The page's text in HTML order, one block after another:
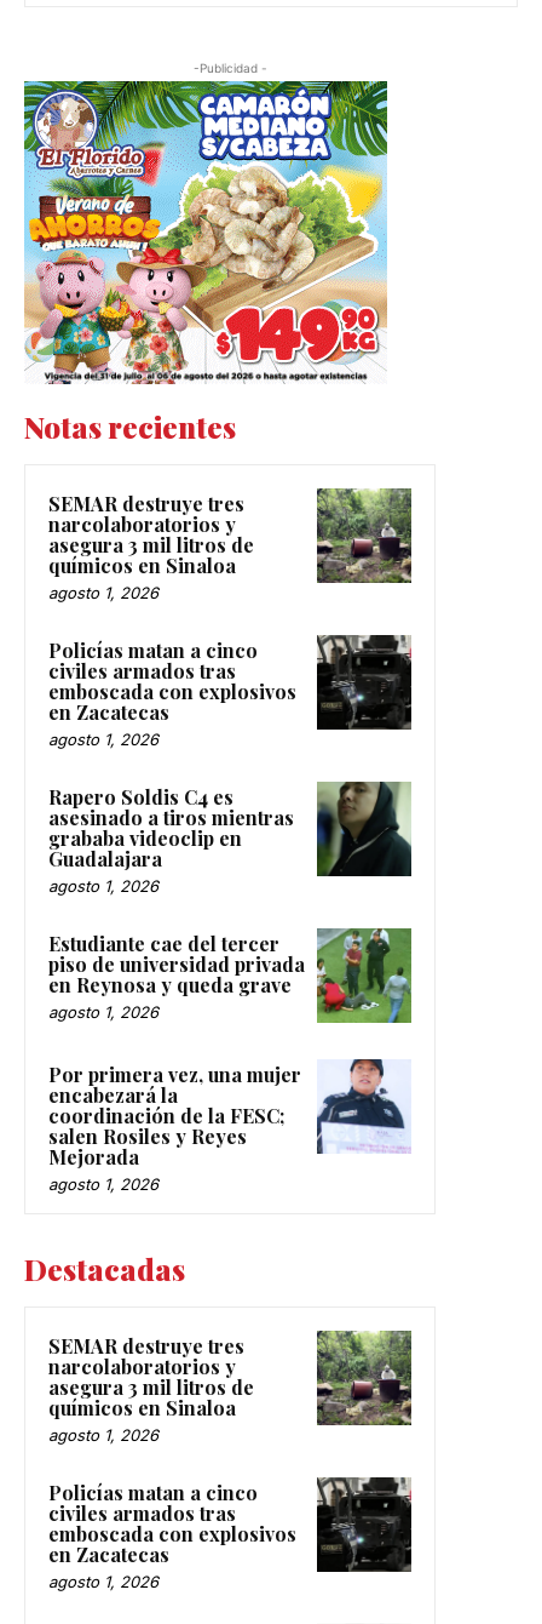
-Publicidad -
Notas recientes
SEMAR destruye tres
narcolaboratorios y
asegura 3 mil litros de
químicos en Sinaloa
agosto 1, 2026
Policías matan a cinco
civiles armados tras
emboscada con explosivos
en Zacatecas
agosto 1, 2026
Rapero Soldis C4 es
asesinado a tiros mientras
grababa videoclip en
Guadalajara
agosto 1, 2026
Estudiante cae del tercer
piso de universidad privada
en Reynosa y queda grave
agosto 1, 2026
Por primera vez, una mujer
encabezará la
coordinación de la FESC;
salen Rosiles y Reyes
Mejorada
agosto 1, 2026
Destacadas
SEMAR destruye tres
narcolaboratorios y
asegura 3 mil litros de
químicos en Sinaloa
agosto 1, 2026
Policías matan a cinco
civiles armados tras
emboscada con explosivos
en Zacatecas
agosto 1, 2026